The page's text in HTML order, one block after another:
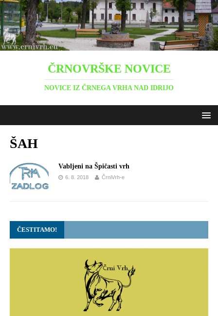
ČRNOVRŠKE NOVICE
NOVICE IZ ČRNEGA VRHA NAD IDRIJO
ŠAH
Vabljeni na Špičasti vrh
6. 8. 2018 ČrniVrh-e
ČESTITAMO!